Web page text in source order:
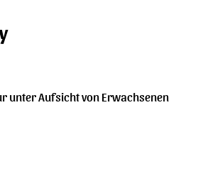
unter Aufsicht von Erwachsenen